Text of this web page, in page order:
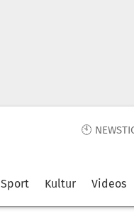
🕙
Sport Kultur Videos